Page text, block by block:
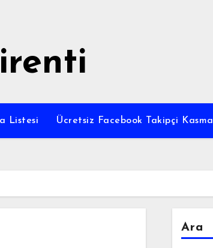
Listesi Ücretsiz Facebook Takipçi Kasma
Ara